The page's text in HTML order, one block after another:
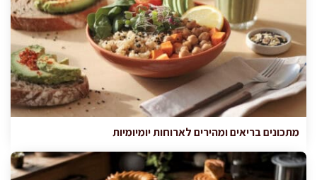
מתכונים בריאים ומהירים לארוחות יומיומיות